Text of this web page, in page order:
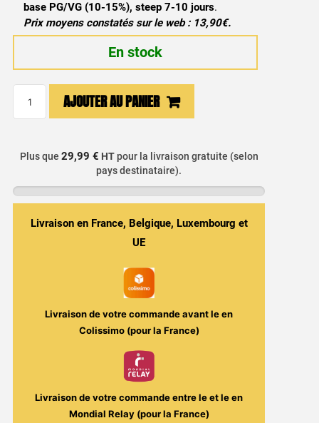
base PG/VG (10-15%), steep 7-10 jours.
Prix moyens constatés sur le web : 13,90€.
En stock
Caramel
Salé
30ml
AJOUTER AU PANIER
Plus que 29,99 € HTpour la livraison gratuite (selon
pays destinataire).
Livraison en France, Belgique, Luxembourg et
UE
Livraison de votre commande avant leen
Colissimo (pour la France)
Livraison de votre commande entre leet leen
Mondial Relay (pour la France)